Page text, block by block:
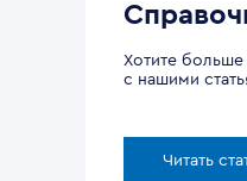
Хотите
с нашими
Читать